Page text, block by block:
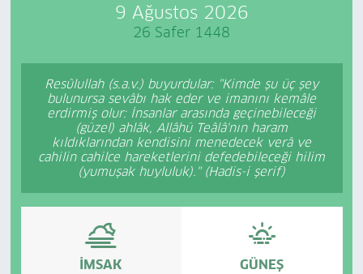
9 Ağustos 2026
26 Safer 1448
Resûlullah (s.a.v.) buyurdular: "Kimde şu üç şey
bulunursa sevâbı hak eder ve imanını kemâle
erdirmiş olur: İnsanlar arasında geçinebileceği
(güzel) ahlâk, Allâhü Teâlâ'nın haram
kıldıklarından kendisini menedecek verâ ve
cahilin cahilce hareketlerini defedebileceği hilim
(yumuşak huyluluk)." (Hadis-i şerif)
İMSAK GÜNEŞ